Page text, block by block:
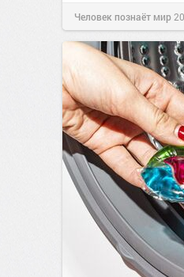
Человек познаёт мир